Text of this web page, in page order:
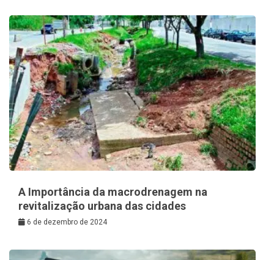
A Importância da macrodrenagem na
revitalização urbana das cidades
6 de dezembro de 2024